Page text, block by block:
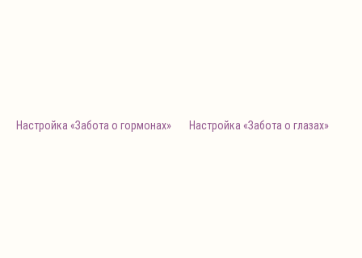
Настройка «Забота о гормонах» Настройка «Забота о глазах»